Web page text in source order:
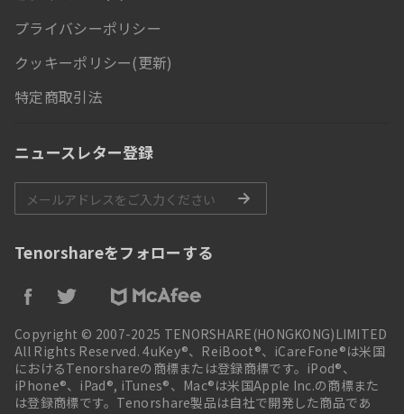
プライバシーポリシー
クッキーポリシー(更新)
特定商取引法
ニュースレター登録
Tenorshareをフォローする
Copyright © 2007-2025 TENORSHARE(HONGKONG)LIMITED
All Rights Reserved. 4uKey®、ReiBoot®、iCareFone®は米国
におけるTenorshareの商標または登録商標です。iPod®、
iPhone®、iPad®, iTunes®、Mac®は米国Apple Inc.の商標また
は登録商標です。Tenorshare製品は自社で開発した商品であ